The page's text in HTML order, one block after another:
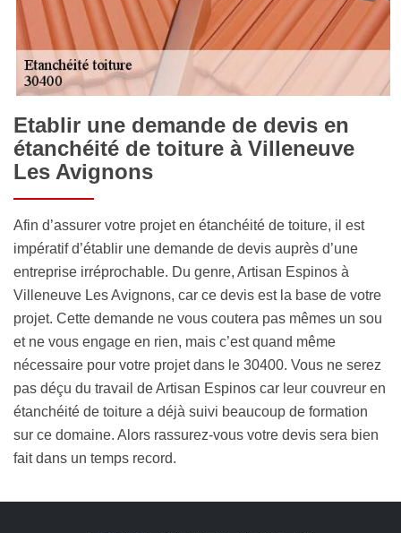
Etablir une demande de devis en
étanchéité de toiture à Villeneuve
Les Avignons
Afin d’assurer votre projet en étanchéité de toiture, il est
impératif d’établir une demande de devis auprès d’une
entreprise irréprochable. Du genre, Artisan Espinos à
Villeneuve Les Avignons, car ce devis est la base de votre
projet. Cette demande ne vous coutera pas mêmes un sou
et ne vous engage en rien, mais c’est quand même
nécessaire pour votre projet dans le 30400. Vous ne serez
pas déçu du travail de Artisan Espinos car leur couvreur en
étanchéité de toiture a déjà suivi beaucoup de formation
sur ce domaine. Alors rassurez-vous votre devis sera bien
fait dans un temps record.